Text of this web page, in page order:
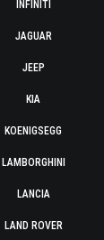
INFINITI
JAGUAR
JEEP
KIA
KOENIGSEGG
LAMBORGHINI
LANCIA
LAND ROVER